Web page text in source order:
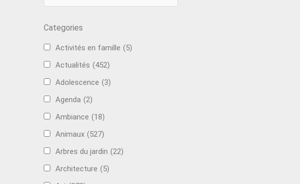
Categories
Activités en famille (5)
Actualités (452)
Adolescence (3)
Agenda (2)
Ambiance (18)
Animaux (527)
Arbres du jardin (22)
Architecture (5)